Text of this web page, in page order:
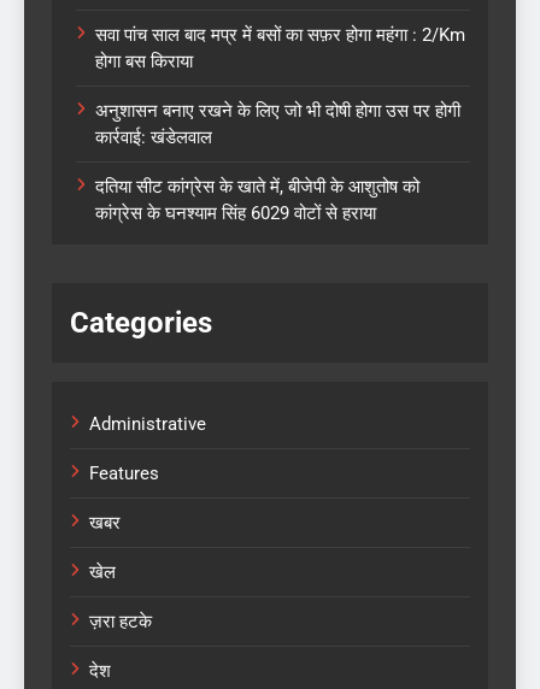
सवा पांच साल बाद मप्र में बसों का सफ़र होगा महंगा : 2/Km
होगा बस किराया
अनुशासन बनाए रखने के लिए जो भी दोषी होगा उस पर होगी
कार्रवाई: खंडेलवाल
दतिया सीट कांग्रेस के खाते में, बीजेपी के आशुतोष को
कांग्रेस के घनश्याम सिंह 6029 वोटों से हराया
Categories
Administrative
Features
खबर
खेल
ज़रा हटके
देश